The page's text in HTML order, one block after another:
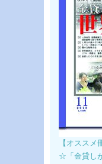
【オスス
☆「金貸し